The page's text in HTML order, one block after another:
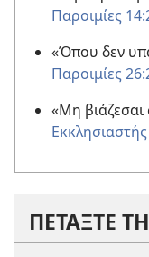
Παροιμίες
«Όπου δεν
Παροιμίες
«Μη βιάζεσαι
ΠΕΤΑΞΤΕ